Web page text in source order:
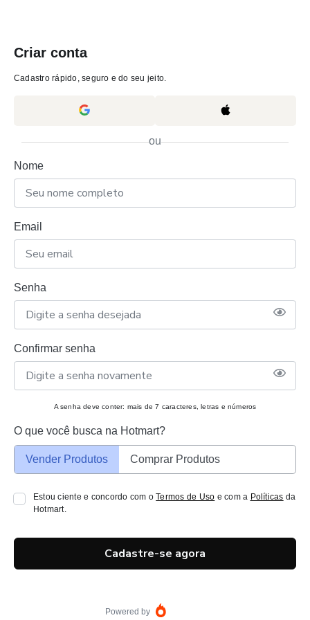
Criar conta
Cadastro rápido, seguro e do seu jeito.
ou
Nome
Email
Senha
Confirmar senha
A senha deve conter: mais de 7 caracteres, letras e números
O que você busca na Hotmart?
Vender Produtos Comprar Produtos
Estou ciente e concordo com oTermos de Uso e com a Políticas da
Hotmart.
Cadastre-se agora
Powered by